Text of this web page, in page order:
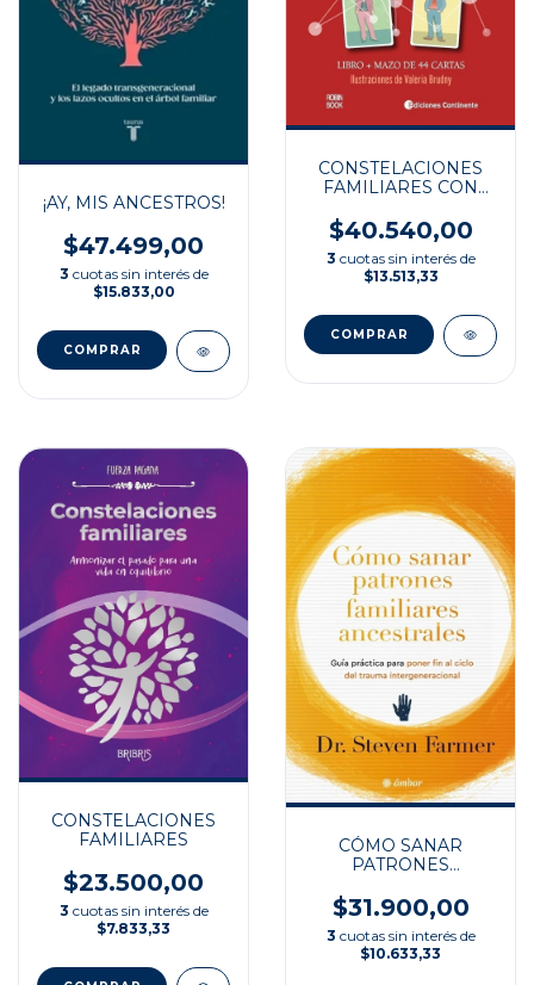
¡AY, MIS ANCESTROS!
$47.499,00
3 cuotas sin interés de
$15.833,00
CONSTELACIONES
FAMILIARES CON
$40.540,00
3 cuotas sin interés de
$13.513,33
CONSTELACIONES
FAMILIARES
$23.500,00
3 cuotas sin interés de
$7.833,33
CÓMO SANAR
PATRONES
ANCESTRALES
$31.900,00
3 cuotas sin interés de
$10.633,33